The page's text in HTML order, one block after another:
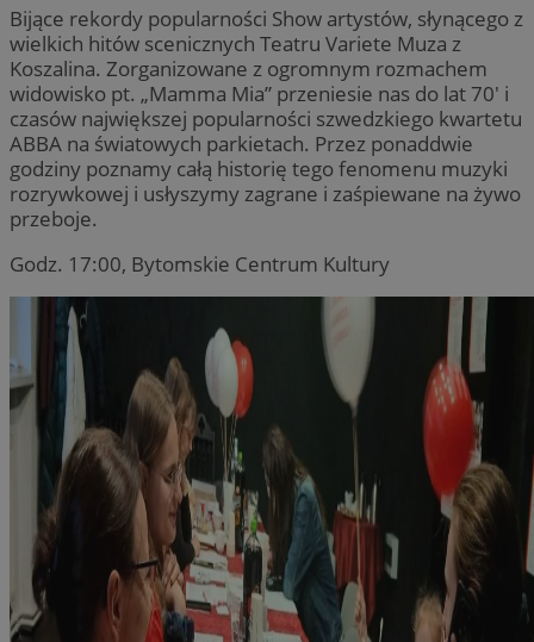
Bijące rekordy popularności Show artystów, słynącego z
wielkich hitów scenicznych Teatru Variete Muza z
Koszalina. Zorganizowane z ogromnym rozmachem
widowisko pt. „Mamma Mia” przeniesie nas do lat 70′ i
czasów największej popularności szwedzkiego kwartetu
ABBA na światowych parkietach. Przez ponaddwie
godziny poznamy całą historię tego fenomenu muzyki
rozrywkowej i usłyszymy zagrane i zaśpiewane na żywo
przeboje.
Godz. 17:00, Bytomskie Centrum Kultury